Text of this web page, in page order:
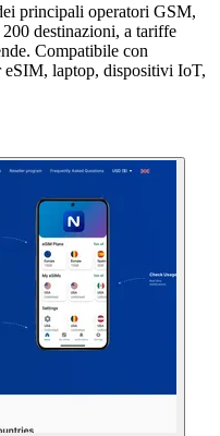
principali operatori GSM,
destinazioni, a tariffe
Compatibile con
eSIM, laptop, dispositivi IoT,